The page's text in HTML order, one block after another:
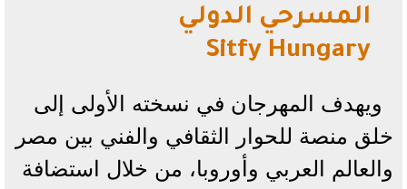
المسرحي الدولي
Sitfy Hungary
ويهدف المهرجان في نسخته الأولى إلى
خلق منصة للحوار الثقافي والفني بين مصر
والعالم العربي وأوروبا، من خلال استضافة